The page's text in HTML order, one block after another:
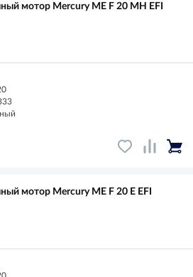
мотор Mercury ME F 20 MH EFI
мотор Mercury ME F 20 E EFI